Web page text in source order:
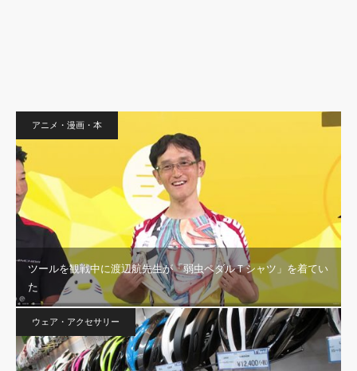
アニメ・漫画・本
ツールを観戦中に渡辺航先生が「弱虫ペダルＴシャツ」を着てい
た
ウェア・アクセサリー